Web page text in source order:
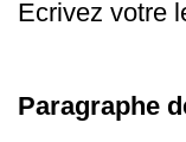
Ecrivez votre
Paragraphe